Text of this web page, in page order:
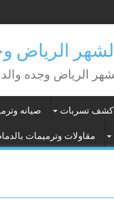
كشف تسربات صيانه
مقاولات وترميمات